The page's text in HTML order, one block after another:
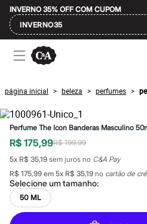
INVERNO 35% OFF COM CUPOM
INVERNO35
Ofertas
Compre por Departamento
Masculino
Infantil
Calçados
Mindse7
Plus Size
Até 20% off
Até 40% off
Até 60% off
A partir de 60% off
Feminino
Em alta
Inverno
Alfaiataria
página inicial > beleza > perfumes >
Perfume The Icon Banderas Masculino
R$ 175,99R$ 199,99
5x R$ 35,19 sem juros no C&A Pay
R$ 175,99 em 5x R$ 35,19 no cartão de
Selecione umtamanho:
50 ML